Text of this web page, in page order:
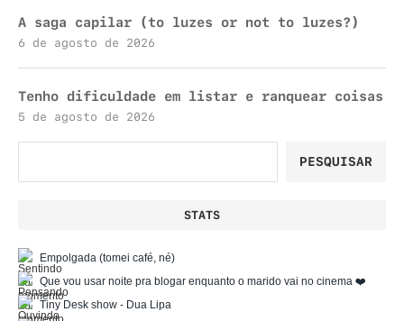
A saga capilar (to luzes or not to luzes?)
6 de agosto de 2026
Tenho dificuldade em listar e ranquear coisas
5 de agosto de 2026
PESQUISAR
STATS
Empolgada (tomei café, né)
Que vou usar noite pra blogar enquanto o marido vai no cinema ❤️
Tiny Desk show - Dua Lipa